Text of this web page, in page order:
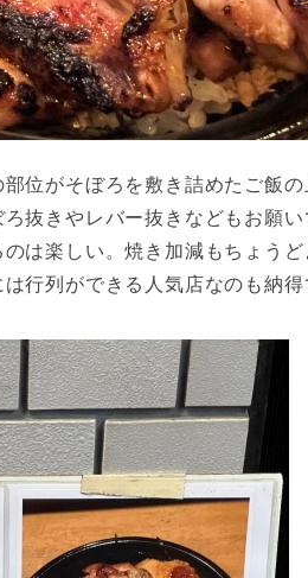
位がそぼろを敷き詰めたご飯
抜きやレバー抜きなどもお願
は楽しい。焼き加減もちょう
行列ができる人気店なのも納得